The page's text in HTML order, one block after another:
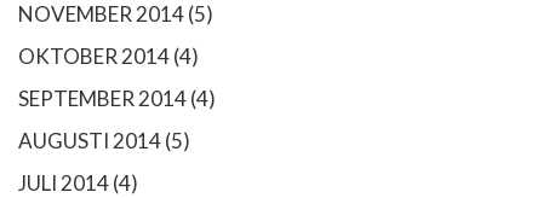
NOVEMBER 2014(5)
OKTOBER 2014(4)
SEPTEMBER 2014(4)
AUGUSTI 2014(5)
JULI 2014(4)